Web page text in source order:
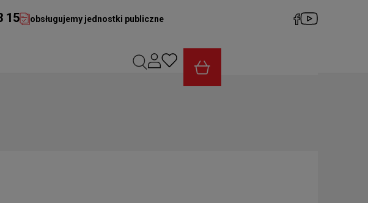
15 obsługujemy jednostki publiczne